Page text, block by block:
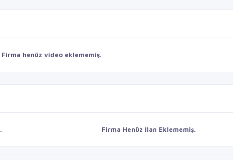
Firma henüz video eklememiş.
Firma Henüz İlan Eklememiş.